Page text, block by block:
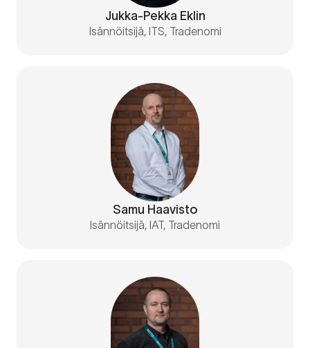
Jukka-Pekka Eklin
Isännöitsijä, ITS, Tradenomi
Samu Haavisto
Isännöitsijä, IAT, Tradenomi